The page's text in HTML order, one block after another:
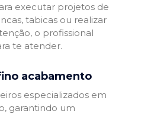
executar projetos de
tabicas ou realizar
o profissional
te atender.
acabamento
especializados em
garantindo um